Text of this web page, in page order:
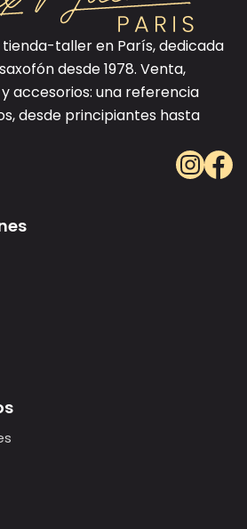
tienda-taller en París, dedicada
desde 1978. Venta,
accesorios: una referencia
desde principiantes hasta